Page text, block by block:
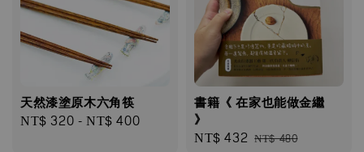
天然漆塗原⽊六⾓筷
Regular
NT$ 320-NT$ 400
書籍《 在家也能做金繼
》
Sale
NT$ 432 Regular
NT$ 480